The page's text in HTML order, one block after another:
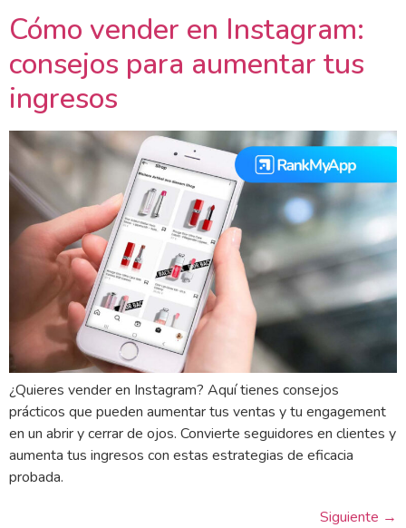
Cómo vender en Instagram:
consejos para aumentar tus
ingresos
¿Quieres vender en Instagram? Aquí tienes consejos
prácticos que pueden aumentar tus ventas y tu engagement
en un abrir y cerrar de ojos. Convierte seguidores en clientes y
aumenta tus ingresos con estas estrategias de eficacia
probada.
Siguiente →